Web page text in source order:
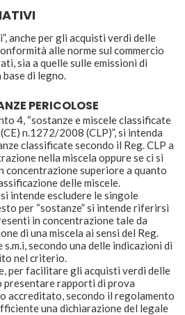
anche per gli acquisti verdi delle
alle norme sul commercio
sia a quelle sulle emissioni di
di legno.
PERICOLOSE
4, “sostanze e miscele classificate
n.1272/2008 (CLP)”, si intenda
classificate secondo il Reg. CLP a
nella miscela oppure se ci si
concentrazione superiore a quanto
delle miscele.
intende escludere le singole
per “sostanze” si intende riferirsi
in concentrazione tale da
di una miscela ai sensi del Reg.
secondo una delle indicazioni di
nel criterio.
per facilitare gli acquisti verdi delle
presentare rapporti di prova
accreditato, secondo il regolamento
una dichiarazione del legale